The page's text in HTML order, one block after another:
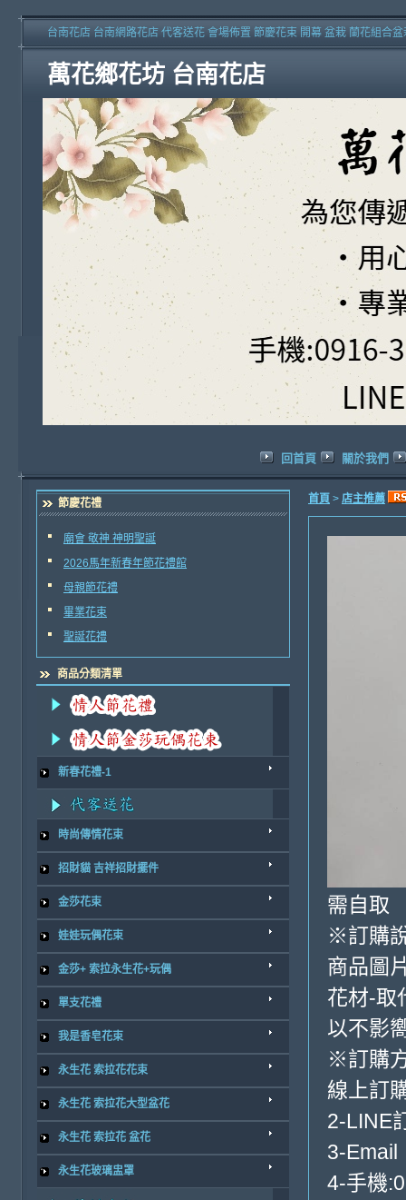
萬花鄉花坊 台南花店
台南花店 台南網路花店 代客送花 會場佈置 節慶花束 開幕 盆栽 蘭花組合
回首頁 關於我們
節慶花禮
廟會 敬神 神明聖誕
2026馬年新春年節花禮館
母親節花禮
畢業花束
聖誕花禮
商品分類清單
新春花禮-1
時尚傳情花束
招財貓 吉祥招財擺件
金莎花束
娃娃玩偶花束
金莎+ 索拉永生花+玩偶
單支花禮
我是香皂花束
永生花 索拉花花束
永生花 索拉花大型盆花
永生花 索拉花 盆花
永生花玻璃盅罩
首頁 > 店主推薦
需自取
※訂購
商品圖
花材-取
以不影
※訂購
線上訂
2-LINE
3-Email
4-手機